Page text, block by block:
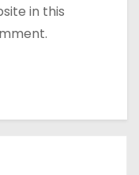
in this